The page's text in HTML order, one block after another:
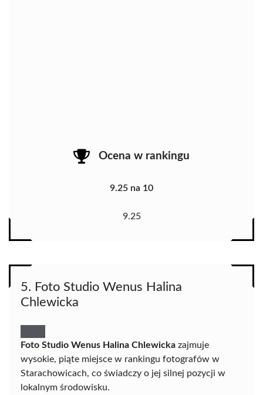
Ocena w rankingu
9.25 na 10
9.25
5. Foto Studio Wenus Halina
Chlewicka
Foto Studio Wenus Halina Chlewicka zajmuje
wysokie, piąte miejsce w rankingu fotografów w
Starachowicach, co świadczy o jej silnej pozycji w
lokalnym środowisku.